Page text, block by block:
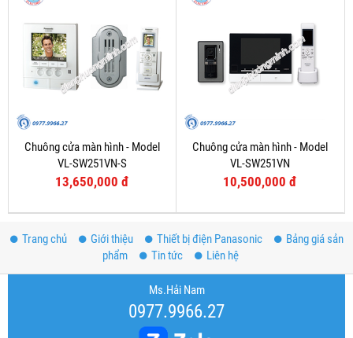
Chuông cửa màn hình - Model
VL-SW251VN-S
13,650,000 đ
Chuông cửa màn hình - Model
VL-SW251VN
10,500,000 đ
Trang chủ Giới thiệu Thiết bị điện Panasonic
Bảng giá sản
phẩm
Tin tức Liên hệ
Ms.Hải Nam
0977.9966.27